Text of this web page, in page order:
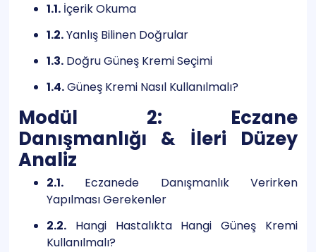
1.1.İçerik Okuma
1.2.Yanlış Bilinen Doğrular
1.3.Doğru Güneş Kremi Seçimi
1.4.Güneş Kremi Nasıl Kullanılmalı?
Modül 2: Eczane
Danışmanlığı & İleri Düzey
Analiz
2.1.Eczanede Danışmanlık Verirken
Yapılması Gerekenler
2.2.Hangi Hastalıkta Hangi Güneş Kremi
Kullanılmalı?